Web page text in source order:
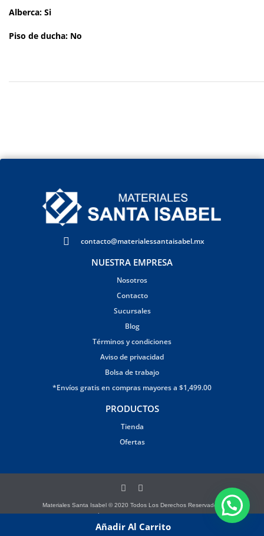
Añadir Al Carrito
Alberca: Si
Piso de ducha: No
contacto@materialessantaisabel.mx
NUESTRA EMPRESA
Nosotros
Contacto
Sucursales
Blog
Términos y condiciones
Aviso de privacidad
Bolsa de trabajo
*Envíos gratis en compras mayores a $1,499.00
PRODUCTOS
Tienda
Ofertas
Materiales Santa Isabel © 2020 Todos Los Derechos Reservados.